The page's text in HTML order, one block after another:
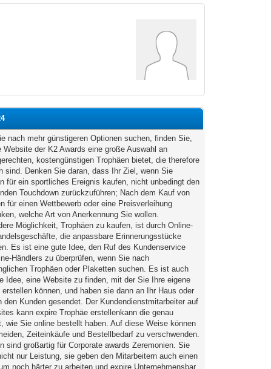
nach mehr günstigeren Optionen suchen, finden Sie,
Website der K2 Awards eine große Auswahl an
kostengünstigen Trophäen bietet, die therefore
sind. Denken Sie daran, dass Ihr Ziel, wenn Sie
für ein sportliches Ereignis kaufen, nicht unbedingt den
Touchdown zurückzuführen; Nach dem Kauf von
für einen Wettbewerb oder eine Preisverleihung
welche Art von Anerkennung Sie wollen.
Möglichkeit, Trophäen zu kaufen, ist durch Online-
die anpassbare Erinnerungsstücke
Es ist eine gute Idee, den Ruf des Kundenservice
Händlers zu überprüfen, wenn Sie nach
Trophäen oder Plaketten suchen. Es ist auch
Idee, eine Website zu finden, mit der Sie Ihre eigene
erstellen können, und haben sie dann an Ihr Haus oder
den Kunden gesendet. Der Kundendienstmitarbeiter auf
kann expire Trophäe erstellenkann die genau
wie Sie online bestellt haben. Auf diese Weise können
Zeiteinkäufe und Bestellbedarf zu verschwenden.
sind großartig für Corporate awards Zeremonien. Sie
nur Leistung, sie geben den Mitarbeitern auch einen
noch härter zu arbeiten und expire Unternehmensbar